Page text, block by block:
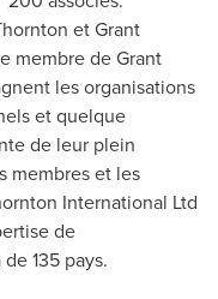
et Grant
membre de Grant
les organisations
et quelque
de leur plein
membres et les
International Ltd
de
135 pays.